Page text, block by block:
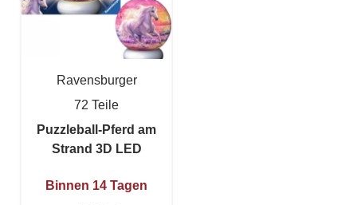
Ravensburger
72 Teile
Puzzleball-Pferd am
Strand 3D LED
Binnen 14 Tagen